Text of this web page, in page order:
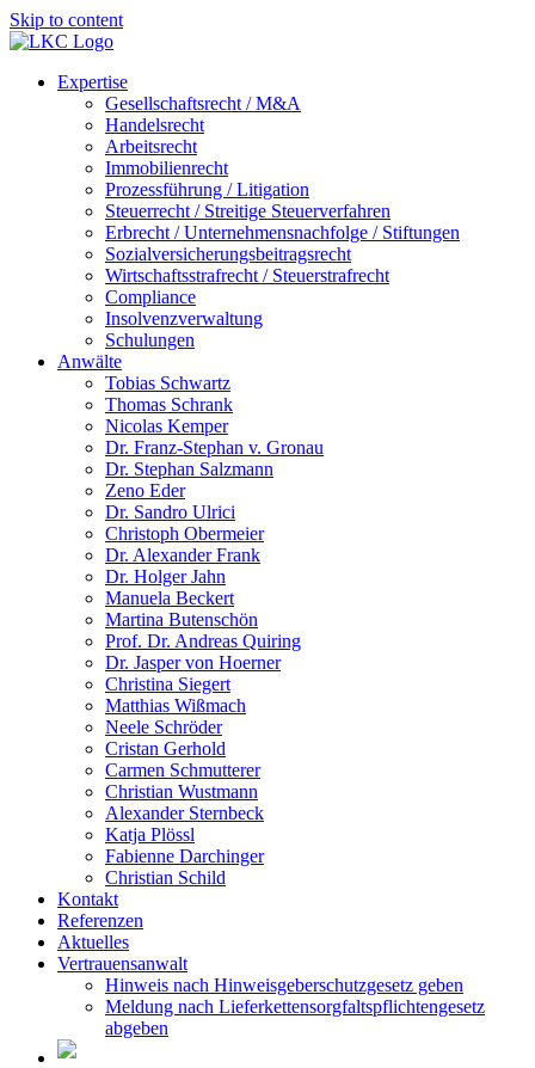
Skip to content
Expertise
Gesellschaftsrecht / M&A
Handelsrecht
Arbeitsrecht
Immobilienrecht
Prozessführung / Litigation
Steuerrecht / Streitige Steuerverfahren
Erbrecht / Unternehmensnachfolge / Stiftungen
Sozialversicherungsbeitragsrecht
Wirtschaftsstrafrecht / Steuerstrafrecht
Compliance
Insolvenzverwaltung
Schulungen
Anwälte
Tobias Schwartz
Thomas Schrank
Nicolas Kemper
Dr. Franz-Stephan v. Gronau
Dr. Stephan Salzmann
Zeno Eder
Dr. Sandro Ulrici
Christoph Obermeier
Dr. Alexander Frank
Dr. Holger Jahn
Manuela Beckert
Martina Butenschön
Prof. Dr. Andreas Quiring
Dr. Jasper von Hoerner
Christina Siegert
Matthias Wißmach
Neele Schröder
Cristan Gerhold
Carmen Schmutterer
Christian Wustmann
Alexander Sternbeck
Katja Plössl
Fabienne Darchinger
Christian Schild
Kontakt
Referenzen
Aktuelles
Vertrauensanwalt
Hinweis nach Hinweisgeberschutzgesetz geben
Meldung nach Lieferkettensorgfaltspflichtengesetz
abgeben